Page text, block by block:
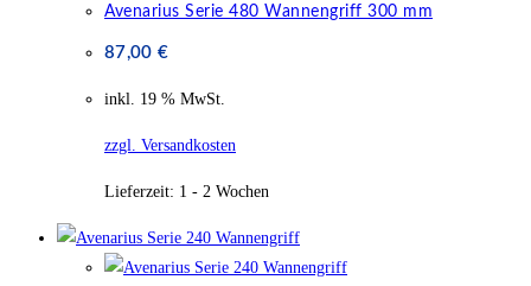
Avenarius Serie 480 Wannengriff 300 mm
87,00 €
inkl. 19 % MwSt.
zzgl. Versandkosten
Lieferzeit: 1 - 2 Wochen